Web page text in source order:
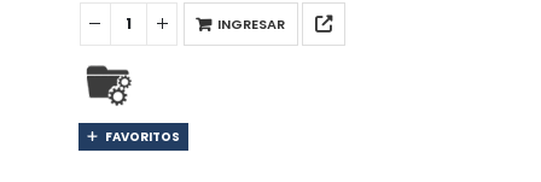
INGRESAR
FAVORITOS